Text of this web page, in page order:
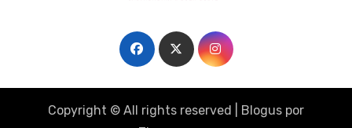
Copyright © All rights reserved Blogus por